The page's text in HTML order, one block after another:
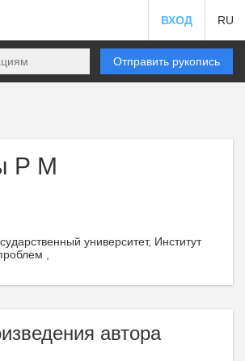
ВХОД RU
Отправить рукопись
Р М
университет, Институт
,
автора